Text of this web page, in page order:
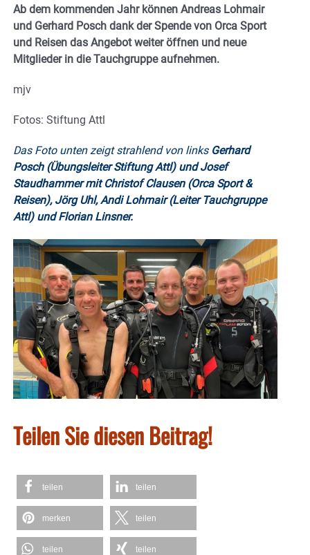
Ab dem kommenden Jahr können Andreas Lohmair
und Gerhard Posch dank der Spende von Orca Sport
und Reisen das Angebot weiter öffnen und neue
Mitglieder in die Tauchgruppe aufnehmen.
mjv
Fotos: Stiftung Attl
Das Foto unten zeigt strahlend von linksGerhard
Posch (Übungsleiter Stiftung Attl) und Josef
Staudhammer mit Christof Clausen (Orca Sport &
Reisen), Jörg Uhl, Andi Lohmair (Leiter Tauchgruppe
Attl) und Florian Linsner.
Teilen Sie diesen Beitrag!
teilen teilen
merken teilen
teilen teilen